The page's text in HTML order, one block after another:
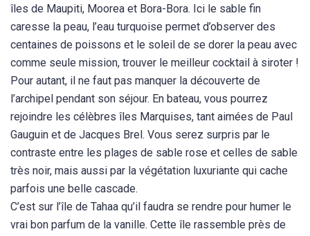
îles de Maupiti, Moorea et Bora-Bora. Ici le sable fin
caresse la peau, l’eau turquoise permet d’observer des
centaines de poissons et le soleil de se dorer la peau avec
comme seule mission, trouver le meilleur cocktail à siroter !
Pour autant, il ne faut pas manquer la découverte de
l’archipel pendant son séjour. En bateau, vous pourrez
rejoindre les célèbres îles Marquises, tant aimées de Paul
Gauguin et de Jacques Brel. Vous serez surpris par le
contraste entre les plages de sable rose et celles de sable
très noir, mais aussi par la végétation luxuriante qui cache
parfois une belle cascade.
C’est sur l’île de Tahaa qu’il faudra se rendre pour humer le
vrai bon parfum de la vanille. Cette île rassemble près de